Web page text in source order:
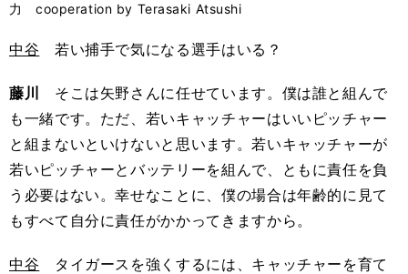
力 cooperation by Terasaki Atsushi
中谷 若い捕手で気になる選手はいる？
藤川
そこは矢野さんに任せています。僕は誰と組んで
も一緒です。ただ、若いキャッチャーはいいピッチャー
と組まないといけないと思います。若いキャッチャーが
若いピッチャーとバッテリーを組んで、ともに責任を負
う必要はない。幸せなことに、僕の場合は年齢的に見て
もすべて自分に責任がかかってきますから。
中谷 タイガースを強くするには、キャッチャーを育て